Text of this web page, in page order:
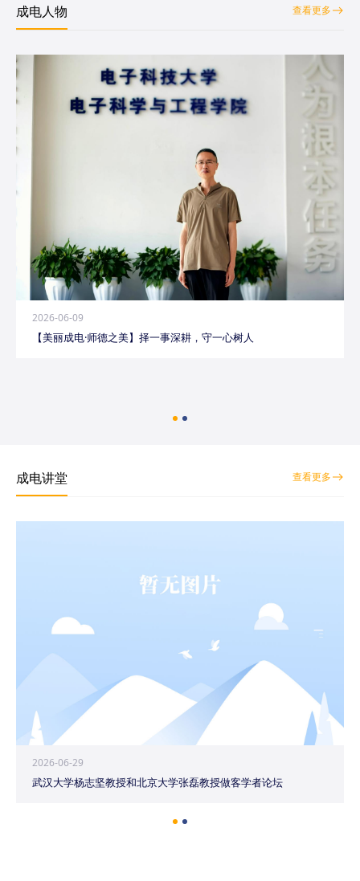
成电人物 查看更多
2026-06-09
【美丽成电·师德之美】择一事深耕，守一心树人
成电讲堂 查看更多
2026-06-29
武汉大学杨志坚教授和北京大学张磊教授做客学者论坛